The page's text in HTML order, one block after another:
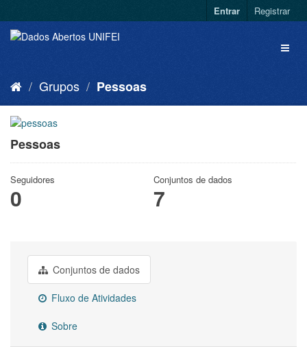
Entrar Registrar
Grupos Pessoas
Pessoas
Seguidores
0
Conjuntos de dados
7
Conjuntos de dados
Fluxo de Atividades
Sobre